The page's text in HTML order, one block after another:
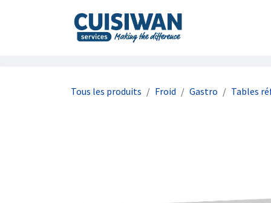
Tous les produits Froid Gastro Tables